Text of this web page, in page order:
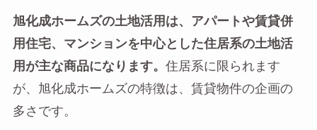
旭化成ホームズの土地活用は、アパートや賃貸併
用住宅、マンションを中心とした住居系の土地活
用が主な商品になります。 住居系に限られます
が、旭化成ホームズの特徴は、賃貸物件の企画の
多さです。